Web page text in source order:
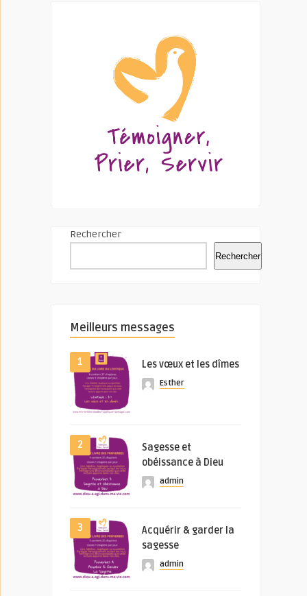
Rechercher
Rechercher
Meilleurs messages
1 Les vœux et les dîmes
Esther
2
Sagesse et
obéissance à Dieu
admin
3
Acquérir & garder la
sagesse
admin